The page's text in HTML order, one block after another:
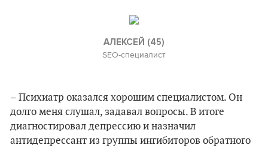
АЛЕКСЕЙ (45)
SEO-специалист
– Психиатр оказался хорошим специалистом. Он
долго меня слушал, задавал вопросы. В итоге
диагностировал депрессию и назначил
антидепрессант из группы ингибиторов обратного